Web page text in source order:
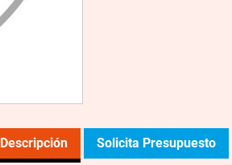
Descripción Solicita Presupuesto